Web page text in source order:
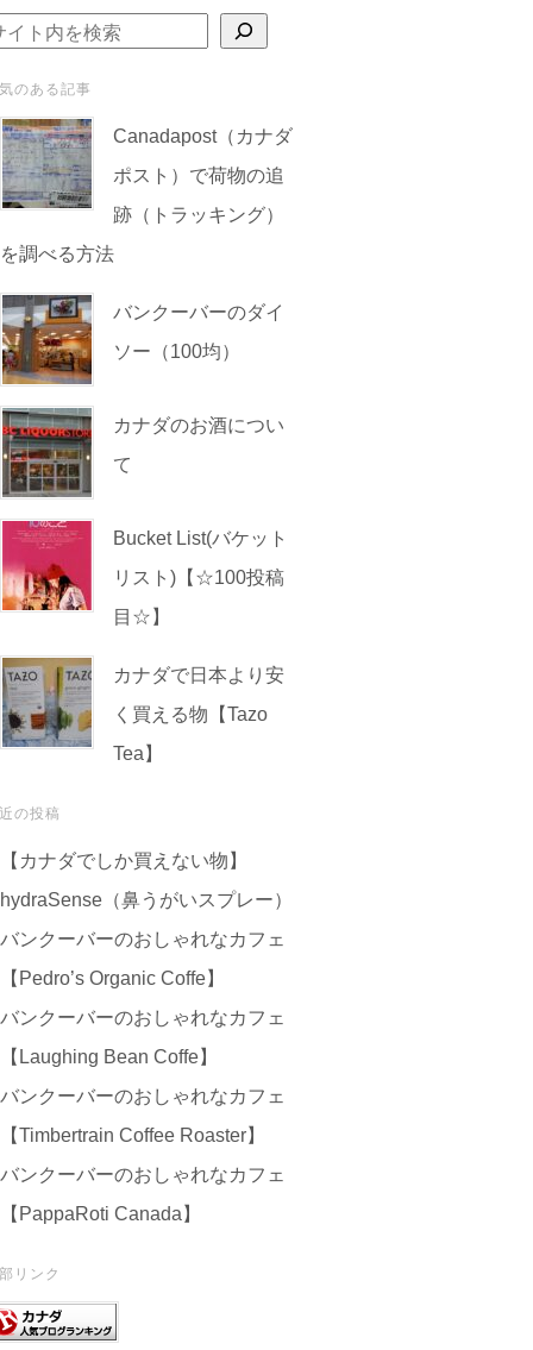
のある記事
Canadapost（カナダ
ポスト）で荷物の追
跡（トラッキング）
を調べる方法
バンクーバーのダイ
ソー（100均）
カナダのお酒につい
て
Bucket List(バケット
リスト)【☆100投稿
目☆】
カナダで日本より安
く買える物【Tazo
Tea】
の投稿
【カナダでしか買えない物】
hydraSense（鼻うがいスプレー）
バンクーバーのおしゃれなカフェ
【Pedro’s Organic Coffe】
バンクーバーのおしゃれなカフェ
【Laughing Bean Coffe】
バンクーバーのおしゃれなカフェ
【Timbertrain Coffee Roaster】
バンクーバーのおしゃれなカフェ
【PappaRoti Canada】
リンク